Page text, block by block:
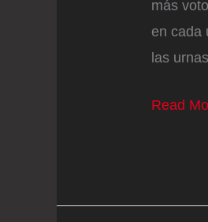
más
en cada
las
Histórica
Perú
Read